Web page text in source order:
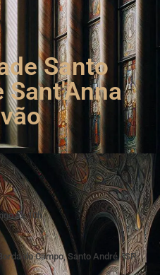
Santo
às 10h
do Campo, Santo André - SP